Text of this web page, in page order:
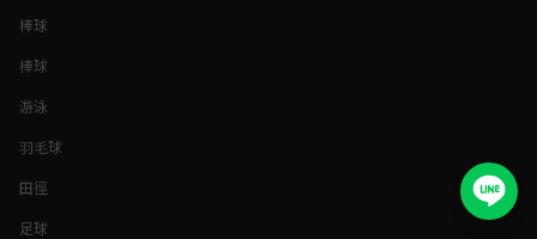
棒球
棒球
游泳
羽毛球
田徑
足球